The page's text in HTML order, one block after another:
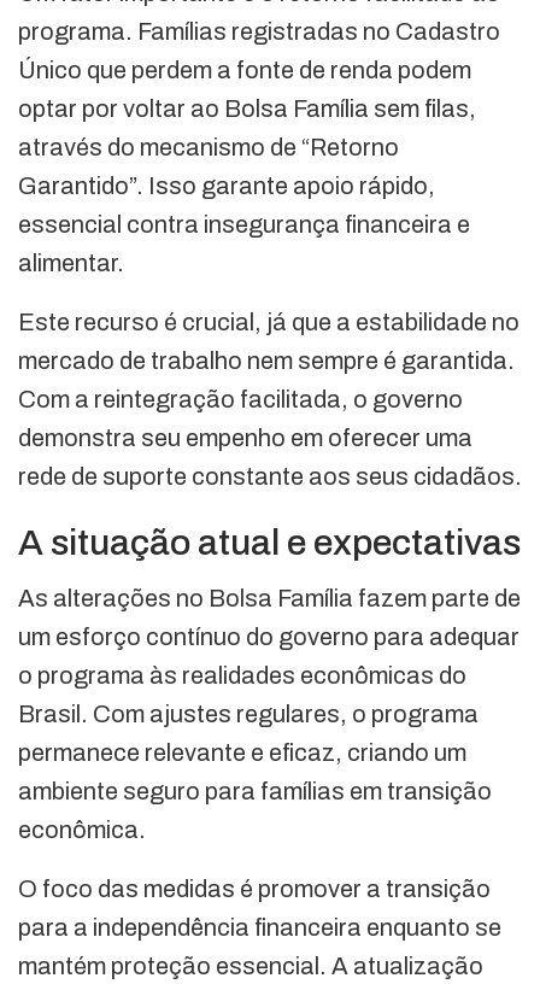
programa. Famílias registradas no Cadastro
Único que perdem a fonte de renda podem
optar por voltar ao Bolsa Família sem filas,
através do mecanismo de “Retorno
Garantido”. Isso garante apoio rápido,
essencial contra insegurança financeira e
alimentar.
Este recurso é crucial, já que a estabilidade no
mercado de trabalho nem sempre é garantida.
Com a reintegração facilitada, o governo
demonstra seu empenho em oferecer uma
rede de suporte constante aos seus cidadãos.
A situação atual e expectativas
As alterações no Bolsa Família fazem parte de
um esforço contínuo do governo para adequar
o programa às realidades econômicas do
Brasil. Com ajustes regulares, o programa
permanece relevante e eficaz, criando um
ambiente seguro para famílias em transição
econômica.
O foco das medidas é promover a transição
para a independência financeira enquanto se
mantém proteção essencial. A atualização